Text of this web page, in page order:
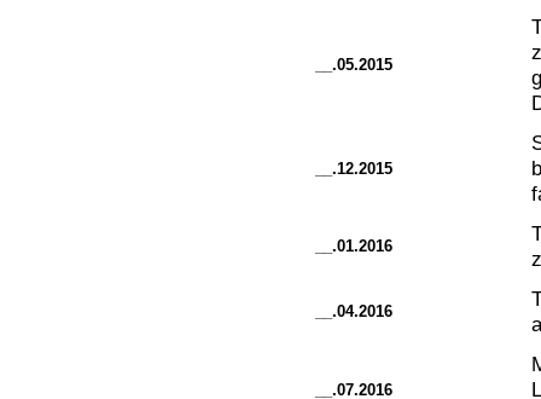
__.05.2015
__.12.2015
__.01.2016
__.04.2016
__.07.2016